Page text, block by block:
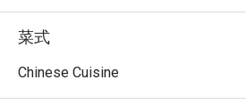
您流连忘返：
*   "Contemporary Classics": 精心烹
菜式
Chinese Cuisine